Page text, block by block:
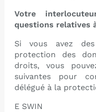
Votre
questions relatives
Si vous avez
protection des
droits, vous
suivantes pour
délégué à la
E SWIN